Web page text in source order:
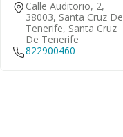
Calle Auditorio, 2,
38003, Santa Cruz De
Tenerife, Santa Cruz
De Tenerife
822900460